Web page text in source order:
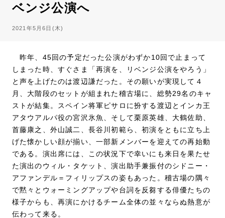
ベンジ公演へ
2021年5月6日(木)
昨年、45回の予定だった公演がわずか10回で止まって
しまった時、すぐさま「再演を、リベンジ公演をやろう」
と声を上げたのは渡辺謙だった。その願いが実現して４
月、大階段のセットが組まれた稽古場に、総勢29名のキャ
ストが結集。スペイン将軍ピサロに扮する渡辺とインカ王
アタウアルパ役の宮沢氷魚、そして栗原英雄、大鶴佐助、
首藤康之、外山誠二、長谷川初範ら、初演をともに立ち上
げた懐かしい顔が揃い、一部新メンバーを迎えての再始動
である。演出席には、この状況下で幸いにも来日を果たせ
た演出のウィル・タケット、演出助手兼振付のシドニー・
アファンデル＝フィリップスの姿もあった。稽古場の隅々
で黙々とウォーミングアップや台詞を反芻する俳優たちの
様子からも、再演にかけるチーム全体の並々ならぬ熱意が
伝わって来る。